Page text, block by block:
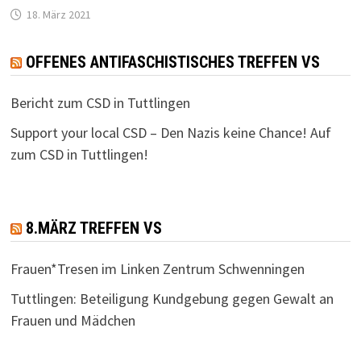
18. März 2021
OFFENES ANTIFASCHISTISCHES TREFFEN VS
Bericht zum CSD in Tuttlingen
Support your local CSD – Den Nazis keine Chance! Auf
zum CSD in Tuttlingen!
8.MÄRZ TREFFEN VS
Frauen*Tresen im Linken Zentrum Schwenningen
Tuttlingen: Beteiligung Kundgebung gegen Gewalt an
Frauen und Mädchen